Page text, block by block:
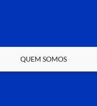
QUEM SOMOS